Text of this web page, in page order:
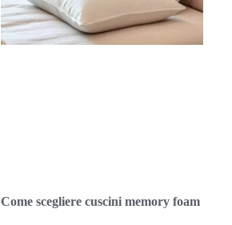
Come scegliere cuscini memory foam